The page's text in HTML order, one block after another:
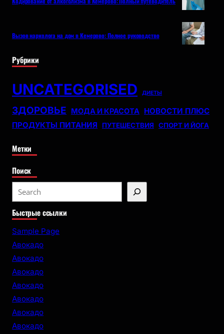
Вызов нарколога на дом в Кемерово: Полное руководство
Рубрики
UNCATEGORISED ДИЕТЫ
ЗДОРОВЬЕ МОДА И КРАСОТА НОВОСТИ ПЛЮС
ПРОДУКТЫ ПИТАНИЯ
ПУТЕШЕСТВИЯ СПОРТ И ЙОГА
Метки
Поиск
e
a
r
Быстрые ссылки
Sample Page
Авокадо
Авокадо
Авокадо
Авокадо
Авокадо
Авокадо
Авокадо